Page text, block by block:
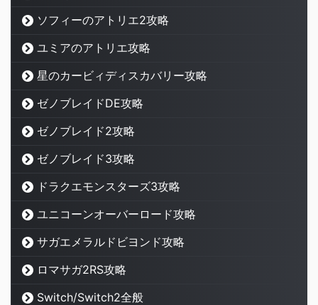
ソフィーのアトリエ2攻略
ユミアのアトリエ攻略
星のカービィディスカバリー攻略
ゼノブレイドDE攻略
ゼノブレイド2攻略
ゼノブレイド3攻略
ドラクエモンスターズ3攻略
ユニコーンオーバーロード攻略
サガエメラルドビヨンド攻略
ロマサガ2RS攻略
Switch/Switch2全般